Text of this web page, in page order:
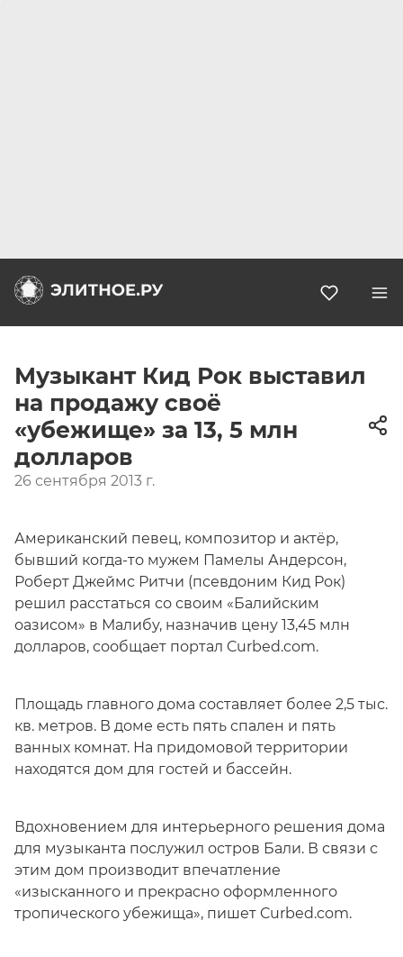
Музыкант Кид Рок выставил
на продажу своё
«убежище» за 13, 5 млн
долларов
26 сентября 2013 г.
Американский певец, композитор и актёр,
бывший когда-то мужем Памелы Андерсон,
Роберт Джеймс Ритчи (псевдоним Кид Рок)
решил расстаться со своим «Балийским
оазисом» в Малибу, назначив цену 13,45 млн
долларов, сообщает портал Curbed.com.
Площадь главного дома составляет более 2,5 тыс.
кв. метров. В доме есть пять спален и пять
ванных комнат. На придомовой территории
находятся дом для гостей и бассейн.
Вдохновением для интерьерного решения дома
для музыканта послужил остров Бали. В связи с
этим дом производит впечатление
«изысканного и прекрасно оформленного
тропического убежища», пишет Curbed.com.